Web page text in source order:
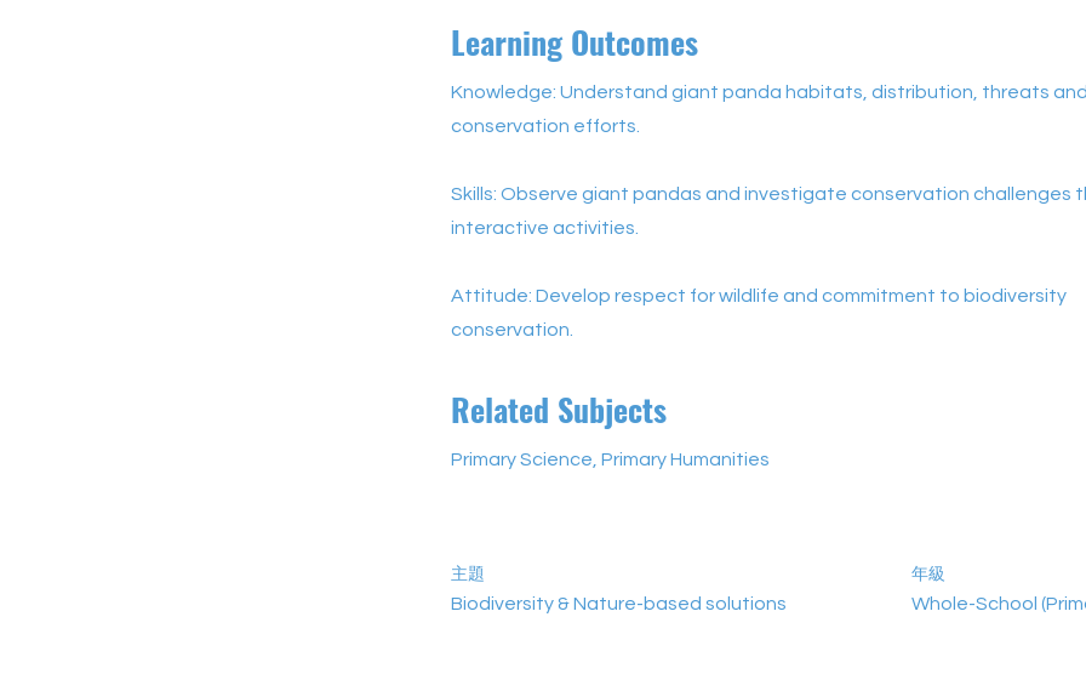
Learning Outcomes
Knowledge: Understand giant panda habitats, distribution, threats
conservation efforts.
Skills: Observe giant pandas and investigate conservation challenges
interactive activities.
Attitude: Develop respect for wildlife and commitment to biodiversity
conservation.
Related Subjects
Primary Science, Primary Humanities
主題
Biodiversity & Nature-based solutions
年級
Whole-School